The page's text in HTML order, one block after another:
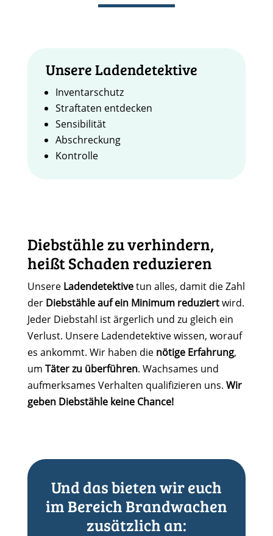
Unsere Ladendetektive
Inventarschutz
Straftaten entdecken
Sensibilität
Abschreckung
Kontrolle
Diebstähle zu verhindern,
heißt Schaden reduzieren
Unsere Ladendetektivetun alles, damit die Zahl
der Diebstähle auf ein Minimum reduziertwird.
Jeder Diebstahl ist ärgerlich und zu gleich ein
Verlust. Unsere Ladendetektive wissen, worauf
es ankommt. Wir haben die nötige Erfahrung,
um Täter zu überführen. Wachsames und
aufmerksames Verhalten qualifizieren uns. Wir
geben Diebstähle keine Chance!
Und das bieten wir euch
im Bereich Brandwachen
zusätzlich an: